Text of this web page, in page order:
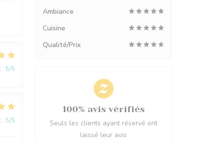
: 5/5
: 5/5
Ambiance
Cuisine
Qualité/Prix
100% avis vérifiés
Seuls les clients ayant réservé ont
laissé leur avis